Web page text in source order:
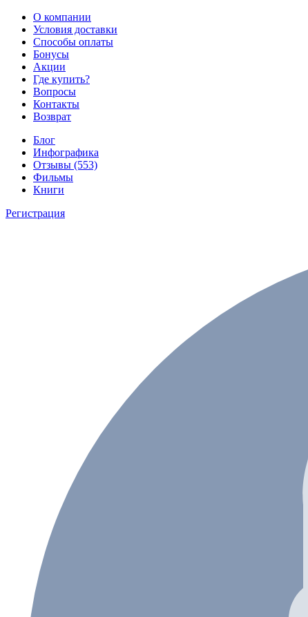
О компании
Условия доставки
Способы оплаты
Бонусы
Акции
Где купить?
Вопросы
Контакты
Возврат
Блог
Инфографика
Отзывы (553)
Фильмы
Книги
Регистрация